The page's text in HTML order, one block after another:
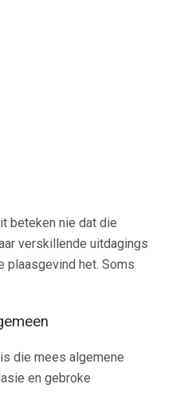
beteken nie dat die
verskillende uitdagings
plaasgevind het. Soms
die mees algemene
en gebroke